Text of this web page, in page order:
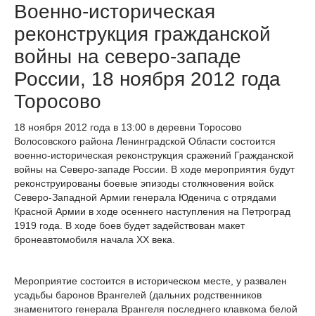
Военно-историческая
реконструкция гражданской
войны на северо-западе
России, 18 ноября 2012 года
Торосово
18 ноября 2012 года в 13:00 в деревни Торосово
Волосовского района Ленинградской Области состоится
военно-историческая реконструкция сражений Гражданской
войны на Северо-западе России. В ходе мероприятия будут
реконструированы боевые эпизоды столкновения войск
Северо-Западной Армии генерала Юденича с отрядами
Красной Армии в ходе осеннего наступления на Петроград
1919 года. В ходе боев будет задействован макет
бронеавтомобиля начала XX века.
Мероприятие состоится в историческом месте, у развален
усадьбы баронов Врангелей (дальних родственников
знаменитого генерала Врангеля последнего клавкома белой